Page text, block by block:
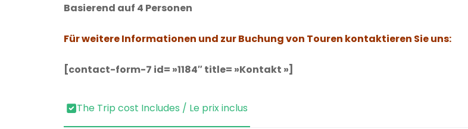
Basierend auf 4 Personen
Für weitere Informationen und zur Buchung von Touren kontaktieren Sie uns:
[contact-form-7 id= »1184″ title= »Kontakt »]
The Trip cost Includes / Le prix inclus